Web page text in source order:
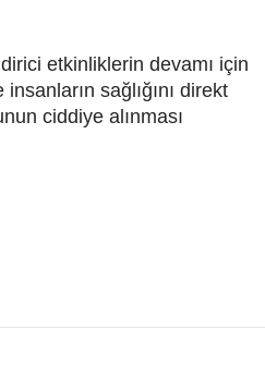
etkinliklerin devamı için
insanların sağlığını direkt
ciddiye alınması